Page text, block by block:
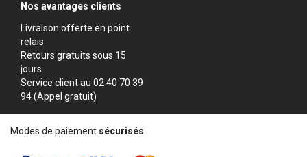
Nos avantages clients
Livraison offerte en point
relais
Retours gratuits sous 15
jours
Service client au 02 40 70 39
94 (Appel gratuit)
Modes de paiement sécurisés